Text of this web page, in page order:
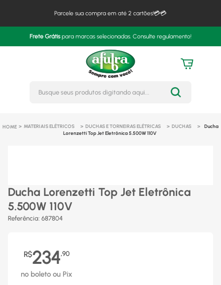
Parcele sua compra em até 2 cartões!💳💳
Frete Grátispara marcas selecionadas. Consulte regulamento!
Busque seus produtos
MATERIAIS ELÉTRICOS DUCHAS E TORNEIRAS ELÉTRICAS DUCHAS
Ducha
Lorenzetti Top Jet Eletrônica 5.500W 110V
Ducha Lorenzetti Top Jet Eletrônica
5.500W 110V
Referência: 687804
R$234,90
no boleto ou Pix